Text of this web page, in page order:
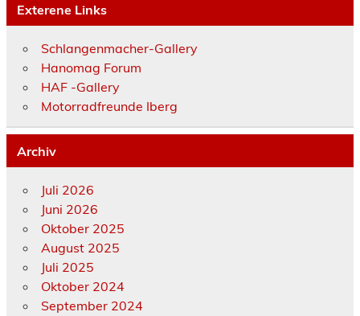
Exterene Links
Schlangenmacher-Gallery
Hanomag Forum
HAF -Gallery
Motorradfreunde Iberg
Archiv
Juli 2026
Juni 2026
Oktober 2025
August 2025
Juli 2025
Oktober 2024
September 2024